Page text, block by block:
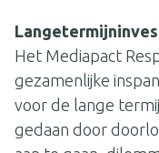
Het Mediapact
gezamenlijke
voor de lange
gedaan door